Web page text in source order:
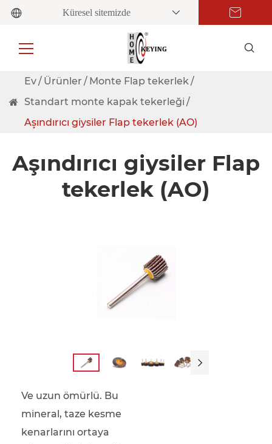
Küresel sitemizde
Ev Ürünler
Monte Flap tekerlek
Standart monte kapak tekerleği
Aşındırıcı giysiler Flap tekerlek (AO)
Aşındırıcı giysiler Flap
tekerlek (AO)

Ve uzun ömürlü. Bu
mineral, taze kesme
kenarlarını ortaya